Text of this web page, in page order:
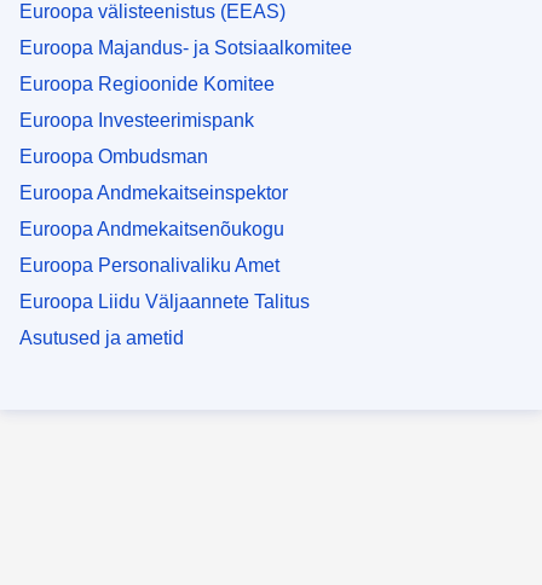
Euroopa välisteenistus (EEAS)
Euroopa Majandus- ja Sotsiaalkomitee
Euroopa Regioonide Komitee
Euroopa Investeerimispank
Euroopa Ombudsman
Euroopa Andmekaitseinspektor
Euroopa Andmekaitsenõukogu
Euroopa Personalivaliku Amet
Euroopa Liidu Väljaannete Talitus
Asutused ja ametid